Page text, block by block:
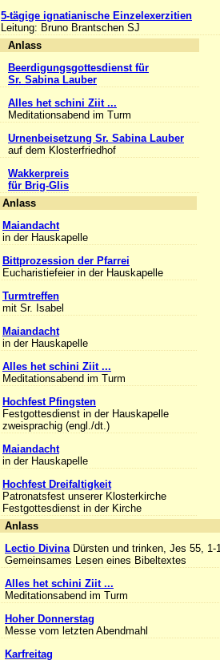
5-tägige ignatianische Einzelexerzitien
Leitung: Bruno Brantschen SJ
Anlass
Beerdigungsgottesdienst für
Sr. Sabina Lauber
Alles het schini Ziit ...
Meditationsabend im Turm
Urnenbeisetzung Sr. Sabina Lauber
auf dem Klosterfriedhof
Wakkerpreis
für Brig-Glis
Anlass
Maiandacht
in der Hauskapelle
Bittprozession der Pfarrei
Eucharistiefeier in der Hauskapelle
Turmtreffen
mit Sr. Isabel
Maiandacht
in der Hauskapelle
Alles het schini Ziit ...
Meditationsabend im Turm
Hochfest Pfingsten
Festgottesdienst in der Hauskapelle
zweisprachig (engl./dt.)
Maiandacht
in der Hauskapelle
Hochfest Dreifaltigkeit
Patronatsfest unserer Klosterkirche
Festgottesdienst in der Kirche
Anlass
Lectio DivinaDürsten und trinken, Jes 55, 1-
Gemeinsames Lesen eines Bibeltextes
Alles het schini Ziit ...
Meditationsabend im Turm
Hoher Donnerstag
Messe vom letzten Abendmahl
Karfreitag